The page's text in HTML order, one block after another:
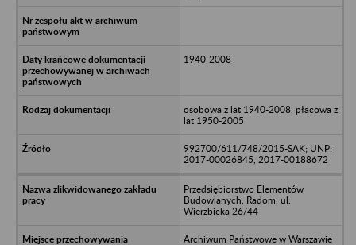
1940-2008
osobowa z lat 1940-2008, płacowa z
lat 1950-2005
992700/611/748/2015-SAK; UNP:
2017-00026845, 2017-00188672
Przedsiębiorstwo Elementów
Budowlanych, Radom, ul.
Wierzbicka 26/44
Archiwum Państwowe w Warszawie